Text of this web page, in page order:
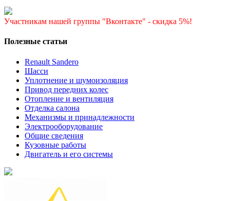
Участникам нашей группы "Вконтакте" - скидка 5%!
Полезные статьи
Renault Sandero
Шасси
Уплотнение и шумоизоляция
Привод передних колес
Отопление и вентиляция
Отделка салона
Механизмы и принадлежности
Электрооборудование
Общие сведения
Кузовные работы
Двигатель и его системы